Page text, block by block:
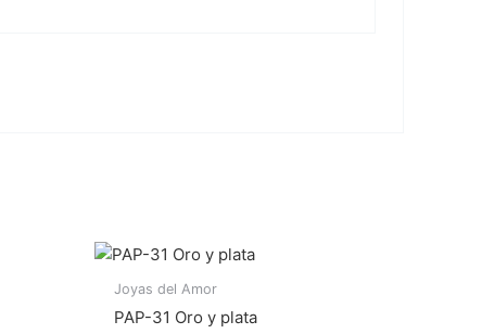
Joyas del Amor
PAP-31 Oro y plata